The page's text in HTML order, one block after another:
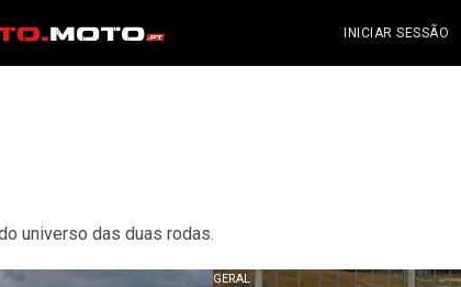
INICIAR SESSÃO
universo das duas rodas.
GERAL